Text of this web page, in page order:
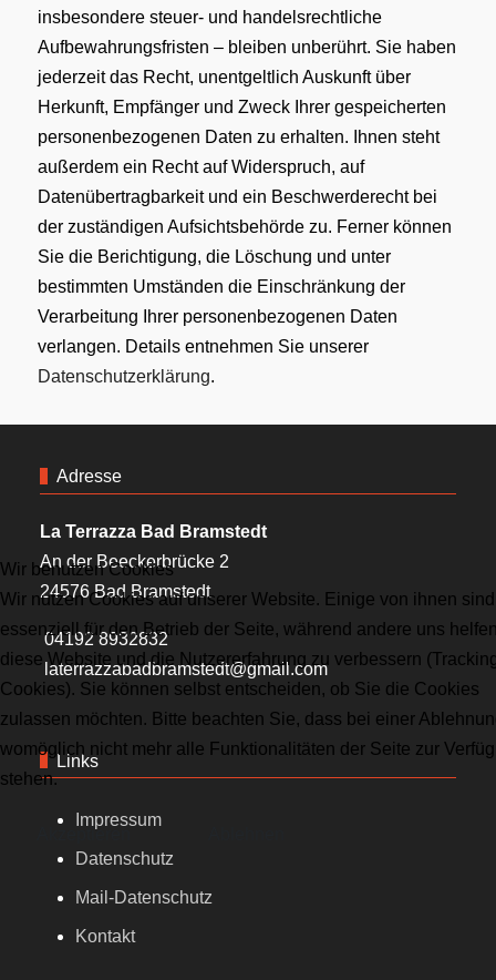
insbesondere steuer- und handelsrechtliche
Aufbewahrungsfristen – bleiben unberührt. Sie haben
jederzeit das Recht, unentgeltlich Auskunft über
Herkunft, Empfänger und Zweck Ihrer gespeicherten
personenbezogenen Daten zu erhalten. Ihnen steht
außerdem ein Recht auf Widerspruch, auf
Datenübertragbarkeit und ein Beschwerderecht bei
der zuständigen Aufsichtsbehörde zu. Ferner können
Sie die Berichtigung, die Löschung und unter
bestimmten Umständen die Einschränkung der
Verarbeitung Ihrer personenbezogenen Daten
verlangen. Details entnehmen Sie unserer
Datenschutzerklärung.
Adresse
La Terrazza Bad Bramstedt
An der Beeckerbrücke 2
24576 Bad Bramstedt
04192 8932832
laterrazzabadbramstedt@gmail.com
Links
Impressum
Datenschutz
Mail-Datenschutz
Kontakt
Wir benutzen Cookies
Wir nutzen Cookies auf unserer Website. Einige von ihnen sind
essenziell für den Betrieb der Seite, während andere uns
diese Website und die Nutzererfahrung zu verbessern
Cookies). Sie können selbst entscheiden, ob Sie die Cookies
zulassen möchten. Bitte beachten Sie, dass bei einer
womöglich nicht mehr alle Funktionalitäten der Seite zur
stehen.
Akzeptieren